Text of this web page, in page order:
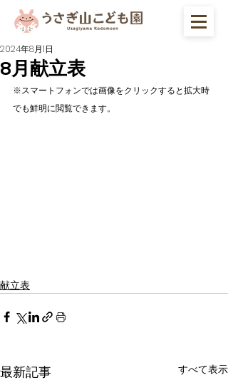
8月献立表
2024年8月1日
※スマートフォンでは画像をクリックすると拡大時
でも鮮明に閲覧できます。
献立表
最新記事 すべて表示